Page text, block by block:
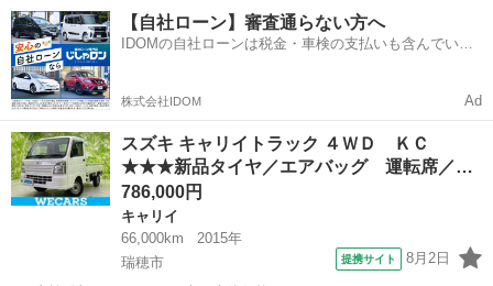
／ラジオ （検9.8）
ー ＡＭ／ＦＭラジ
オ パートタイム４
ＷＤ 運転席助手席
キーレスエントリ
ンプ 運転席助手席
フロントエアバッグ
（検9.5）
ー パートタイム４
ＷＤ 運転席助手席
パワーウインドウ
ンプ 新車保証継承
（検9.5）
【自社ローン】審査通らない方へ
IDOMの自社ローンは税金・車検の支払いも含んでいる
株式会社IDOM Ad
スズキ キャリイトラック ４ＷＤ ＫＣ
★★★新品タイヤ／エアバッグ 運転席／…
786,000円
キャリイ
66,000km
2015年
瑞穂市
提携サイト 8月2日